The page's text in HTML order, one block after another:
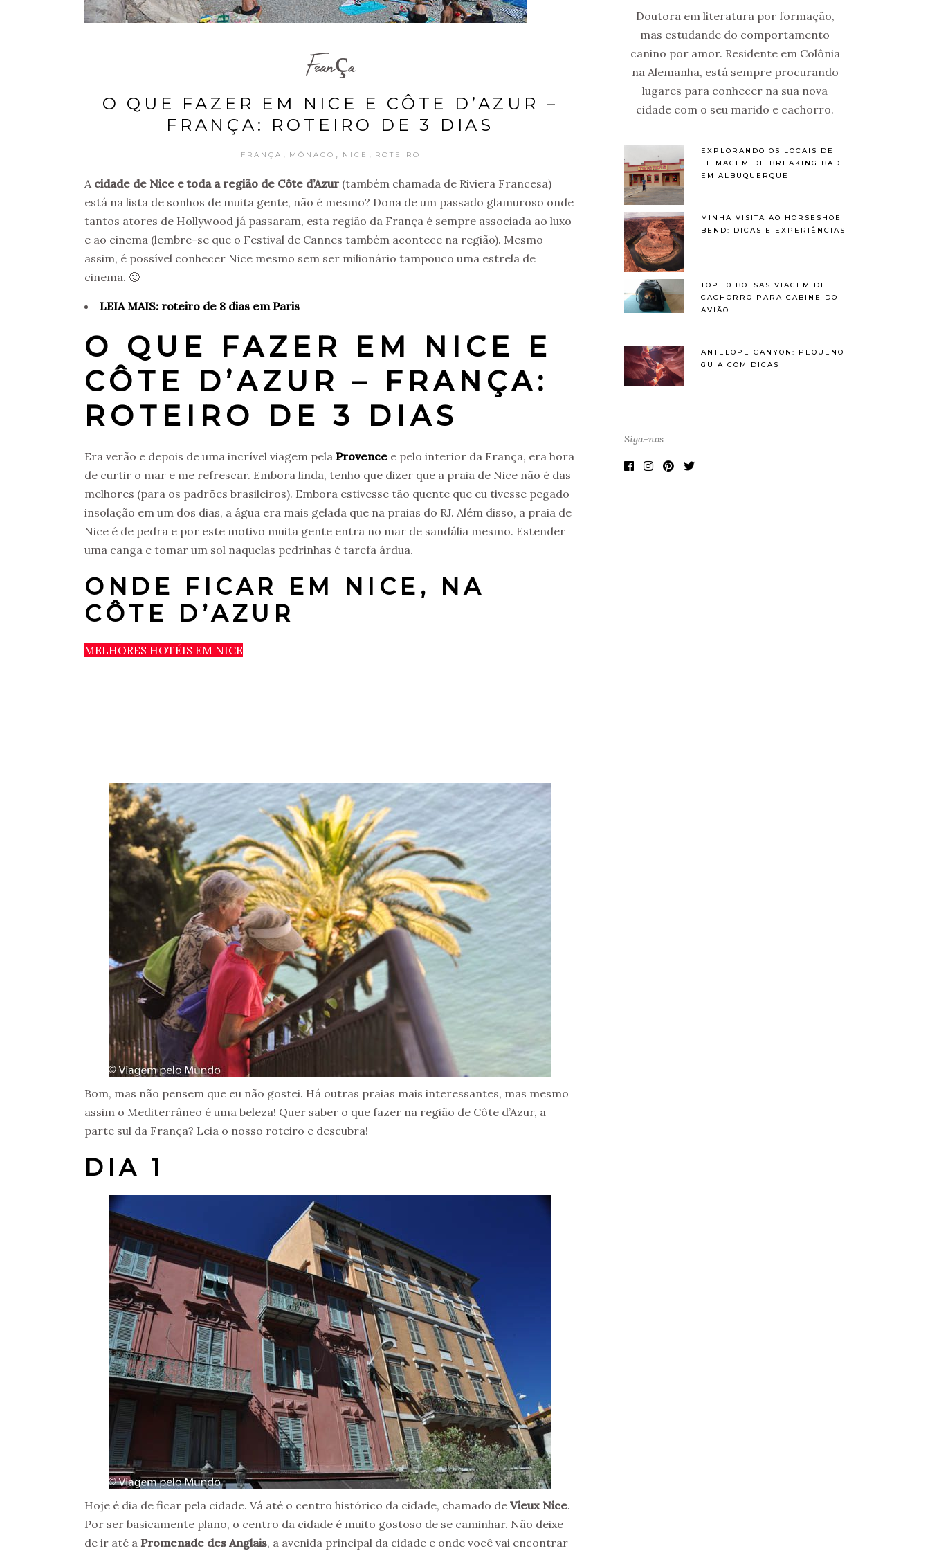
França
O QUE FAZER EM NICE E CÔTE D’AZUR –
FRANÇA: ROTEIRO DE 3 DIAS
FRANÇA MÔNACO NICE ROTEIRO
A cidade de Nice e toda a região de Côte d’Azur (também chamada de Riviera Francesa)
está na lista de sonhos de muita gente, não é mesmo? Dona de um passado glamuroso onde
tantos atores de Hollywood já passaram, esta região da França é sempre associada ao luxo
e ao cinema (lembre-se que o Festival de Cannes também acontece na região). Mesmo
assim, é possível conhecer Nice mesmo sem ser milionário tampouco uma estrela de
cinema. 🙂
LEIA MAIS: roteiro de 8 dias em Paris
O QUE FAZER EM NICE E
CÔTE D’AZUR – FRANÇA:
ROTEIRO DE 3 DIAS
Era verão e depois de uma incrível viagem pela Provence e pelo interior da França, era hora
de curtir o mar e me refrescar. Embora linda, tenho que dizer que a praia de Nice não é das
melhores (para os padrões brasileiros). Embora estivesse tão quente que eu tivesse pegado
insolação em um dos dias, a água era mais gelada que na praias do RJ. Além disso, a praia de
Nice é de pedra e por este motivo muita gente entra no mar de sandália mesmo. Estender
uma canga e tomar um sol naquelas pedrinhas é tarefa árdua.
ONDE FICAR EM NICE, NA
CÔTE D’AZUR
MELHORES HOTÉIS EM NICE
Bom, mas não pensem que eu não gostei. Há outras praias mais interessantes, mas mesmo
assim o Mediterrâneo é uma beleza! Quer saber o que fazer na região de Côte d’Azur, a
parte sul da França? Leia o nosso roteiro e descubra!
DIA 1
Hoje é dia de ficar pela cidade. Vá até o centro histórico da cidade, chamado de Vieux Nice.
Por ser basicamente plano, o centro da cidade é muito gostoso de se caminhar. Não deixe
de ir até a Promenade des Anglais, a avenida principal da cidade e onde você vai encontrar
Doutora em literatura por formação,
mas estudande do comportamento
canino por amor. Residente em Colônia
na Alemanha, está sempre procurando
lugares para conhecer na sua nova
cidade com o seu marido e cachorro.
EXPLORANDO OS LOCAIS DE
FILMAGEM DE BREAKING BAD
EM ALBUQUERQUE
MINHA VISITA AO HORSESHOE
BEND: DICAS E EXPERIÊNCIAS
TOP 10 BOLSAS VIAGEM DE
CACHORRO PARA CABINE DO
AVIÃO
ANTELOPE CANYON: PEQUENO
GUIA COM DICAS
Siga-nos